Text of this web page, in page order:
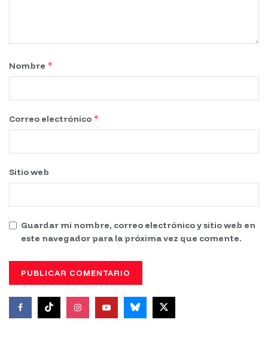
Nombre *
Correo electrónico *
Sitio web
Guardar mi nombre, correo electrónico y sitio web en
este navegador para la próxima vez que comente.